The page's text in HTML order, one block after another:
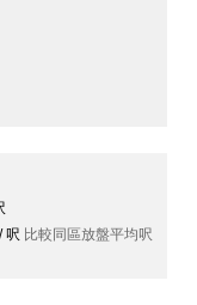
呎 比較同區放盤平均呎